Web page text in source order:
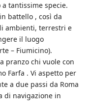
tantissime specie.
battello , così da
ambienti, terrestri e
il luogo
– Fiumicino).
pranzo chi vuole con
Farfa . Vi aspetto per
a due passi da Roma
di navigazione in